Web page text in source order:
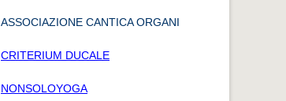
ASSOCIAZIONE CANTICA ORGANI
CRITERIUM DUCALE
NONSOLOYOGA